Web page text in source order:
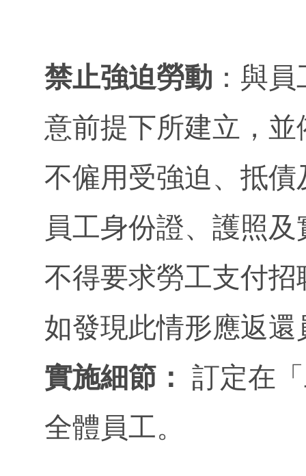
禁止強迫勞動 ：與
意前提下所建立，
不僱用受強迫、抵
員工身份證、護照
不得要求勞工支付
如發現此情形應返還
實施細節： 訂定在
全體員工。